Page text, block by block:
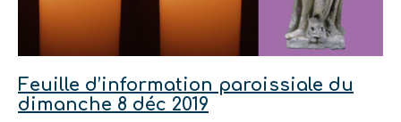
Feuille d’information paroissiale du
dimanche 8 déc 2019